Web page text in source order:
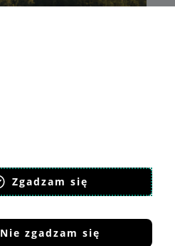
Zgadzam się
Nie zgadzam się